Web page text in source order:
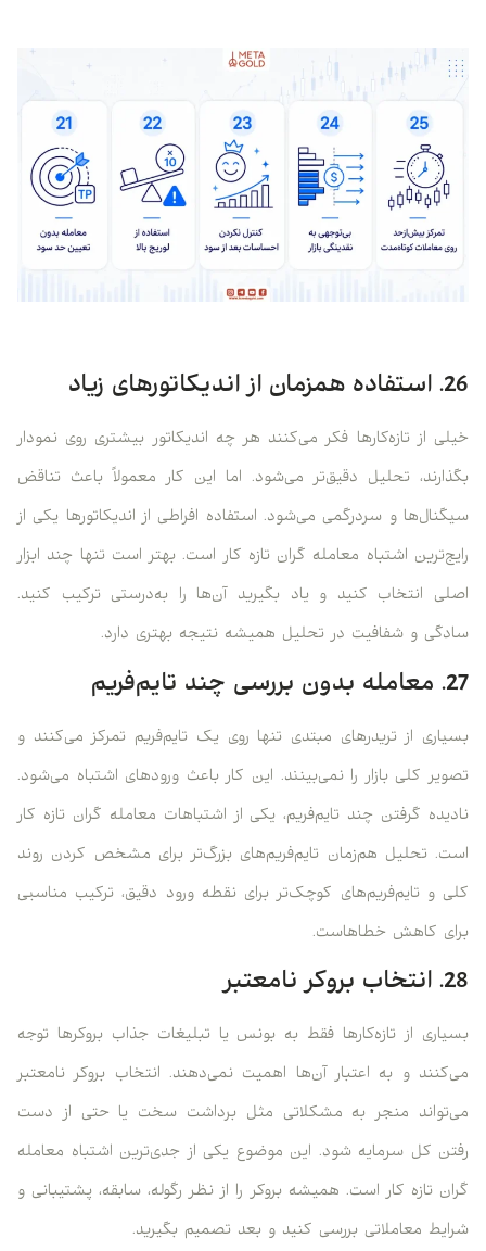
26. استفاده همزمان از اندیکاتورهای زیاد
خیلی از تازه‌کارها فکر می‌کنند هر چه اندیکاتور بیشتری روی نمودار
بگذارند، تحلیل دقیق‌تر می‌شود. اما این کار معمولاً باعث تناقض
سیگنال‌ها و سردرگمی می‌شود. استفاده افراطی از اندیکاتورها یکی از
رایج‌ترین اشتباه معامله گران تازه کار است. بهتر است تنها چند ابزار
اصلی انتخاب کنید و یاد بگیرید آن‌ها را به‌درستی ترکیب کنید.
سادگی و شفافیت در تحلیل همیشه نتیجه بهتری دارد.
27. معامله بدون بررسی چند تایم‌فریم
بسیاری از تریدرهای مبتدی تنها روی یک تایم‌فریم تمرکز می‌کنند و
تصویر کلی بازار را نمی‌بینند. این کار باعث ورودهای اشتباه می‌شود.
نادیده گرفتن چند تایم‌فریم، یکی از اشتباهات معامله گران تازه کار
است. تحلیل هم‌زمان تایم‌فریم‌های بزرگ‌تر برای مشخص کردن روند
کلی و تایم‌فریم‌های کوچک‌تر برای نقطه ورود دقیق، ترکیب مناسبی
برای کاهش خطاهاست.
28. انتخاب بروکر نامعتبر
بسیاری از تازه‌کارها فقط به بونس یا تبلیغات جذاب بروکرها توجه
می‌کنند و به اعتبار آن‌ها اهمیت نمی‌دهند. انتخاب بروکر نامعتبر
می‌تواند منجر به مشکلاتی مثل برداشت سخت یا حتی از دست
رفتن کل سرمایه شود. این موضوع یکی از جدی‌ترین اشتباه معامله
گران تازه کار است. همیشه بروکر را از نظر رگوله، سابقه، پشتیبانی و
شرایط معاملاتی بررسی کنید و بعد تصمیم بگیرید.